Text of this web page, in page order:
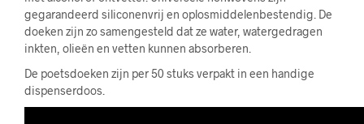
gegarandeerd siliconenvrij en oplosmiddelenbestendig. De
doeken zijn zo samengesteld dat ze water, watergedragen
inkten, olieën en vetten kunnen absorberen.
De poetsdoeken zijn per 50 stuks verpakt in een handige
dispenserdoos.